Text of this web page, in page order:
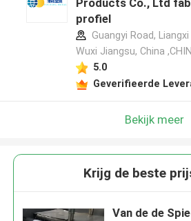
Products Co., Ltd
profiel
Guangyi Road,
Wuxi Jiangsu, China
5.0
Geverifieerde
Bekijk meer
Krijg de beste
Van de de